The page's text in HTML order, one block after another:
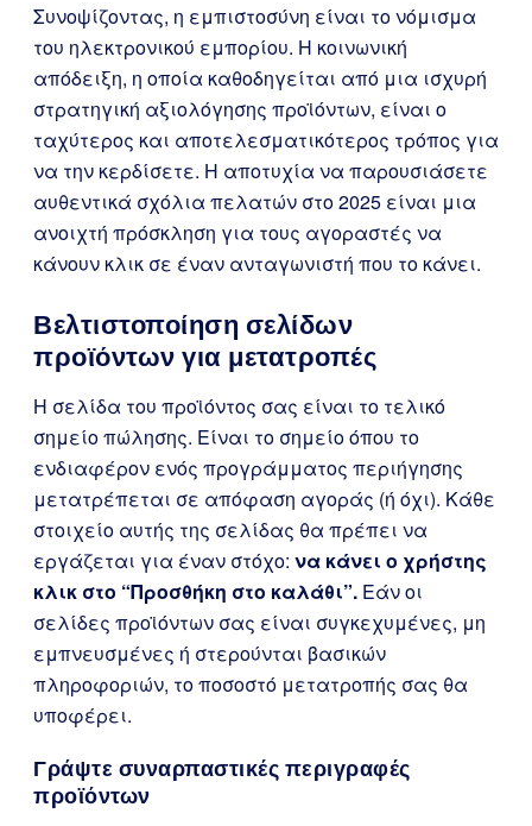
Συνοψίζοντας, η εμπιστοσύνη είναι το νόμισμα
του ηλεκτρονικού εμπορίου. Η κοινωνική
απόδειξη, η οποία καθοδηγείται από μια ισχυρή
στρατηγική αξιολόγησης προϊόντων, είναι ο
ταχύτερος και αποτελεσματικότερος τρόπος για
να την κερδίσετε. Η αποτυχία να παρουσιάσετε
αυθεντικά σχόλια πελατών στο 2025 είναι μια
ανοιχτή πρόσκληση για τους αγοραστές να
κάνουν κλικ σε έναν ανταγωνιστή που το κάνει.
Βελτιστοποίηση σελίδων
προϊόντων για μετατροπές
Η σελίδα του προϊόντος σας είναι το τελικό
σημείο πώλησης. Είναι το σημείο όπου το
ενδιαφέρον ενός προγράμματος περιήγησης
μετατρέπεται σε απόφαση αγοράς (ή όχι). Κάθε
στοιχείο αυτής της σελίδας θα πρέπει να
εργάζεται για έναν στόχο: να κάνει ο χρήστης
κλικ στο “Προσθήκη στο καλάθι”. Εάν οι
σελίδες προϊόντων σας είναι συγκεχυμένες, μη
εμπνευσμένες ή στερούνται βασικών
πληροφοριών, το ποσοστό μετατροπής σας θα
υποφέρει.
Γράψτε συναρπαστικές περιγραφές
προϊόντων